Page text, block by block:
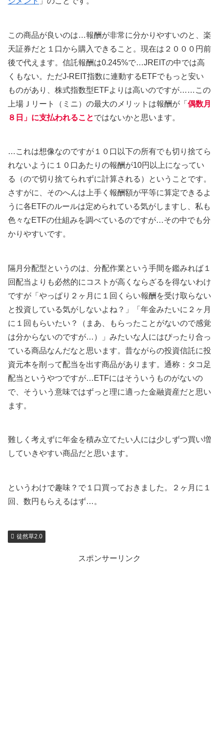
この商品が良いのは…報酬が非常に分かりやすいのと、楽
天証券だと１口から購入できること。現在は２０００円前
後で代えます。信託報酬は0.245%で…JREITの中では高
くもない。ただJ-REIT指数に連動するETFでもっと安い
ものがあり、株式指数型ETFよりは高いのですが……この
上場Ｊリート（ミニ）の最大のメリットは報酬が「 偶数月
８日」に支払われることではないかと思います。
…これは想像なのですが１０口以下の所有でも切り捨てら
れないように１０口あたりの報酬が10円以上になってい
る（ので切り捨てられずに計算される）ということです。
さすがに、そのへんは上手く報酬額が平等に算定できるよ
うに各ETFのルールは定められている気がしますし、私も
色々なETFの仕組みを調べているのですが…その中でも分
かりやすいです。
隔月分配型というのは、分配作業という手間を鑑みれば１
回配当よりも必然的にコストが高くならざるを得ないわけ
ですが「やっぱり２ヶ月に１回くらい報酬を受け取らない
と投資している気がしないよね？」「年金みたいに２ヶ月
に１回もらいたい？（まあ、もらったことがないので感覚
は分からないのですが…）」みたいな人にはぴったり合っ
ている商品なんだなと思います。昔ながらの投資信託に投
資元本を削って配当を出す商品があります。通称：タコ足
配当というやつですが…ETFにはそういうものがないの
で、そういう意味ではずっと理に適った金融資産だと思い
ます。
難しく考えずに年金を積み立てたい人には少しずつ買い増
していきやすい商品だと思います。
というわけで趣味？で１口買っておきました。２ヶ月に１
回、数円もらえるはず…。
徒然草2.0
スポンサーリンク